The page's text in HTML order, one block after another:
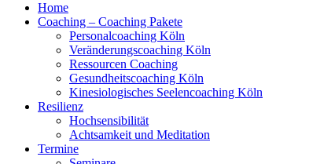
Home
Coaching – Coaching Pakete
Personalcoaching Köln
Veränderungscoaching Köln
Ressourcen Coaching
Gesundheitscoaching Köln
Kinesiologisches Seelencoaching Köln
Resilienz
Hochsensibilität
Achtsamkeit und Meditation
Termine